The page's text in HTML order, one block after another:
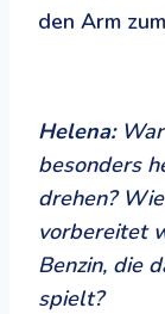
den Arm
Helena:War
besonders
drehen?
vorbereitet
Benzin, die
spielt?